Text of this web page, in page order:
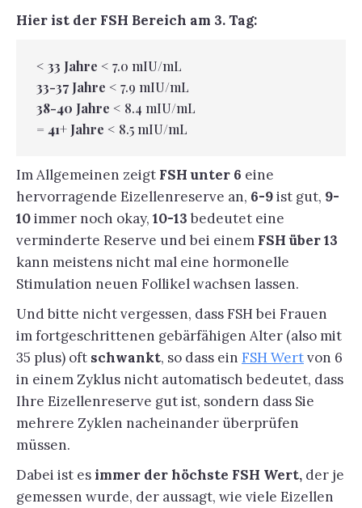
Hier ist der FSH Bereich am 3. Tag:
< 33 Jahre < 7.0 mIU/mL
33-37 Jahre < 7.9 mIU/mL
38-40 Jahre < 8.4 mIU/mL
= 41+ Jahre < 8.5 mIU/mL
Im Allgemeinen zeigt FSH unter 6 eine
hervorragende Eizellenreserve an, 6-9ist gut, 9-
10immer noch okay, 10-13 bedeutet eine
verminderte Reserve und bei einem FSH über 13
kann meistens nicht mal eine hormonelle
Stimulation neuen Follikel wachsen lassen.
Und bitte nicht vergessen, dass FSH bei Frauen
im fortgeschrittenen gebärfähigen Alter (also mit
35 plus) oft schwankt, so dass ein FSH Wertvon 6
in einem Zyklus nicht automatisch bedeutet, dass
Ihre Eizellenreserve gut ist, sondern dass Sie
mehrere Zyklen nacheinander überprüfen
müssen.
Dabei ist esimmer der höchste FSH Wert, der je
gemessen wurde, der aussagt, wie viele Eizellen